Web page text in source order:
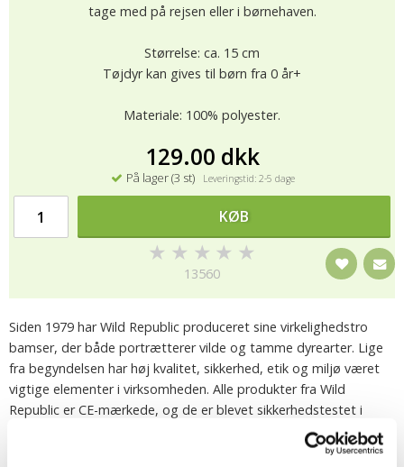
tage med på rejsen eller i børnehaven.
Størrelse: ca. 15 cm
Tøjdyr kan gives til børn fra 0 år+
Materiale: 100% polyester.
129.00 dkk
På lager (3 st) Leveringstid: 2-5 dage
KØB
★ ★ ★ ★ ★
13560
Siden 1979 har Wild Republic produceret sine virkelighedstro
bamser, der både portrætterer vilde og tamme dyrearter. Lige
fra begyndelsen har høj kvalitet, sikkerhed, etik og miljø været
vigtige elementer i virksomheden. Alle produkter fra Wild
Republic er CE-mærkede, og de er blevet sikkerhedstestet i
overensstemmelse med det enkelte lands standarder, bl.a. i
henhold til EN71 (EU-regler for legetøj). Wild Republic driver